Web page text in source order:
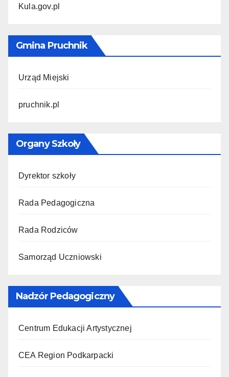
Kula.gov.pl
Gmina Pruchnik
Urząd Miejski
pruchnik.pl
Organy Szkoły
Dyrektor szkoły
Rada Pedagogiczna
Rada Rodziców
Samorząd Uczniowski
Nadzór Pedagogiczny
Centrum Edukacji Artystycznej
CEA Region Podkarpacki